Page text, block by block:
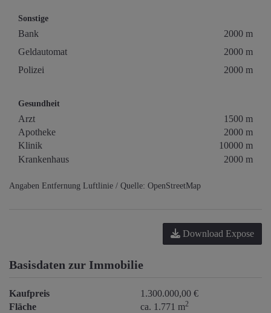
Sonstige
Bank
2000 m
Geldautomat
2000 m
Polizei
2000 m
Gesundheit
Arzt
1500 m
Apotheke
2000 m
Klinik
10000 m
Krankenhaus
2000 m
Angaben Entfernung Luftlinie / Quelle: OpenStreetMap
Download Expose
Basisdaten zur Immobilie
Kaufpreis
1.300.000,00 €
Fläche
ca. 1.771 m2